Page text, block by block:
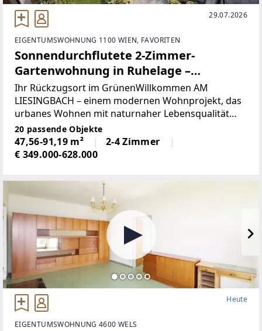
29.07.2026
EIGENTUMSWOHNUNG 1100 WIEN, FAVORITEN
Sonnendurchflutete 2-Zimmer-
Gartenwohnung in Ruhelage –
provisionsfreier Erstbezug
Ihr Rückzugsort im GrünenWillkommen AM
LIESINGBACH – einem modernen Wohnprojekt, das
urbanes Wohnen mit naturnaher Lebensqualität
verbindet. In einer ruhigen und grünen Lage nahe
Oberlaa entsteht ein harmonisches Wohnensemble
mit 20 Eigentumswohnungen
20 passende Objekte
47,56-91,19 m²
2-4 Zimmer
€ 349.000-628.000
Heute
EIGENTUMSWOHNUNG 4600 WELS